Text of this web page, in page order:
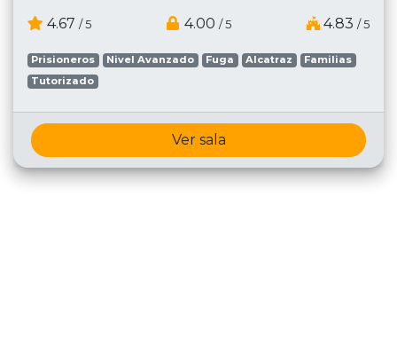
4.67 / 5 4.00 / 5 4.83 / 5
Prisioneros Nivel Avanzado Fuga Alcatraz
Familias
Tutorizado
Ver sala